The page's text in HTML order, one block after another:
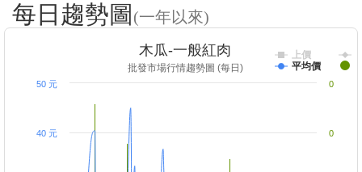
每日趨勢圖 (一年以來)
木瓜-一般紅肉
批發市場行情趨勢圖 (每日)
上價
平均價
40 元
50 元
0
0